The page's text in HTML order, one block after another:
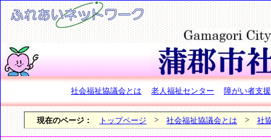
社会福祉協議会とは 老人福祉センター 障がい者支
現在のページ： トップページ > 社会福祉協議会とは > 社